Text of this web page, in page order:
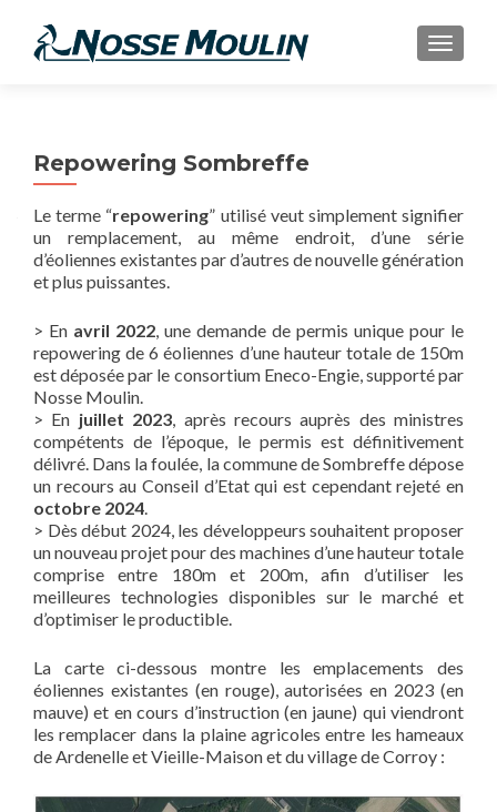
Repowering Sombreffe
Le terme “repowering” utilisé veut simplement signifier
un remplacement, au même endroit, d’une série
d’éoliennes existantes par d’autres de nouvelle génération
et plus puissantes.
> En avril 2022, une demande de permis unique pour le
repowering de 6 éoliennes d’une hauteur totale de 150m
est déposée par le consortium Eneco-Engie, supporté par
Nosse Moulin.
> En juillet 2023, après recours auprès des ministres
compétents de l’époque, le permis est définitivement
délivré. Dans la foulée, la commune de Sombreffe dépose
un recours au Conseil d’Etat qui est cependant rejeté en
octobre 2024.
> Dès début 2024, les développeurs souhaitent proposer
un nouveau projet pour des machines d’une hauteur totale
comprise entre 180m et 200m, afin d’utiliser les
meilleures technologies disponibles sur le marché et
d’optimiser le productible.
La carte ci-dessous montre les emplacements des
éoliennes existantes (en rouge), autorisées en 2023 (en
mauve) et en cours d’instruction (en jaune) qui viendront
les remplacer dans la plaine agricoles entre les hameaux
de Ardenelle et Vieille-Maison et du village de Corroy :